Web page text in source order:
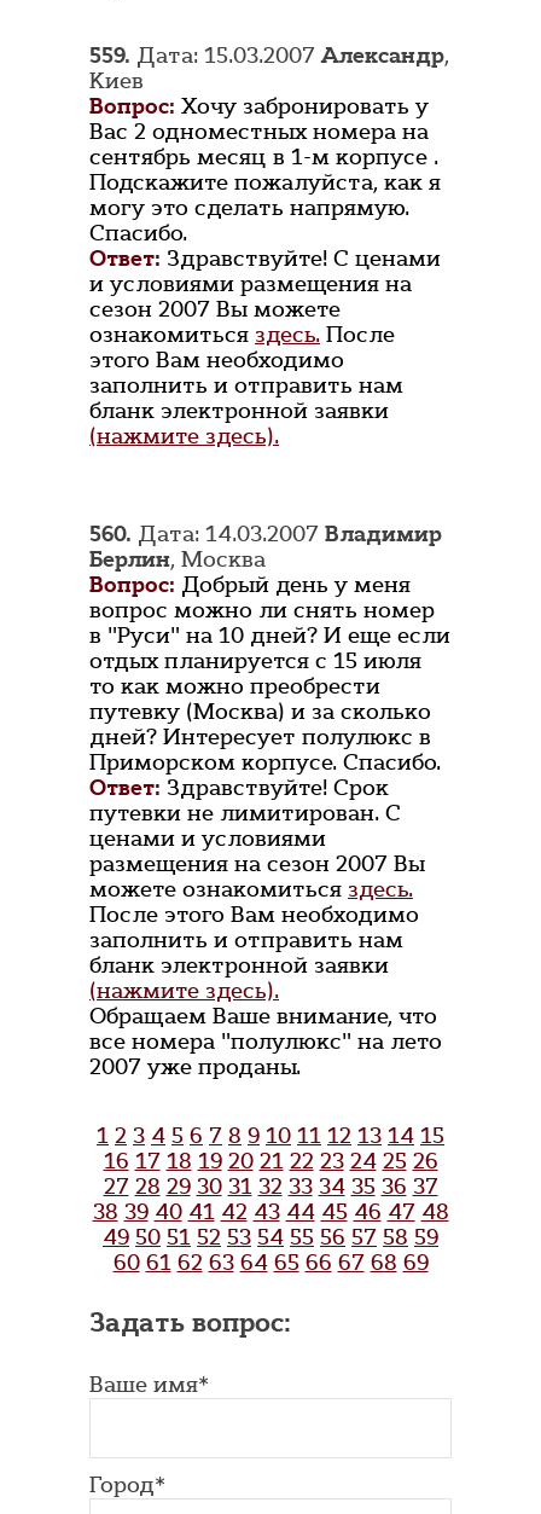
559. Дата: 15.03.2007Александр,
Киев
Вопрос: Хочу забронировать у
Вас 2 одноместных номера на
сентябрь месяц в 1-м корпусе .
Подскажите пожалуйста, как я
могу это сделать напрямую.
Спасибо.
Ответ: Здравствуйте! С ценами
и условиями размещения на
сезон 2007 Вы можете
ознакомиться здесь. После
этого Вам необходимо
заполнить и отправить нам
бланк электронной заявки
(нажмите здесь).
560. Дата: 14.03.2007 Владимир
Берлин, Москва
Вопрос: Добрый день у меня
вопрос можно ли снять номер
в "Руси" на 10 дней? И еще если
отдых планируется с 15 июля
то как можно преобрести
путевку (Москва) и за сколько
дней? Интересует полулюкс в
Приморском корпусе. Спасибо.
Ответ: Здравствуйте! Срок
путевки не лимитирован. С
ценами и условиями
размещения на сезон 2007 Вы
можете ознакомиться здесь.
После этого Вам необходимо
заполнить и отправить нам
бланк электронной заявки
(нажмите здесь).
Обращаем Ваше внимание, что
все номера "полулюкс" на лето
2007 уже проданы.
1 2 3 4 5 6 7 8 9 10 11 12 13 14 15
16 17 18 19 20 21 22 23 24 25 26
27 28 29 30 31 32 33 34 35 36 37
38 39 40 41 42 43 44 45 46 47 48
49 50 51 52 53 54 55 56 57 58 59
60 61 62 63 64 65 66 67 68 69
Задать вопрос:
Ваше имя*
Город*